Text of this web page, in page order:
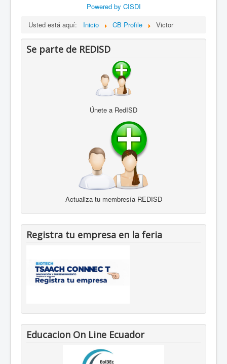
Powered by CISDI
Usted está aquí:
Inicio CB Profile Victor
Se parte de REDISD
Únete a RedISD
Actualiza tu membresía REDISD
Registra tu empresa en la feria
Educacion On Line Ecuador